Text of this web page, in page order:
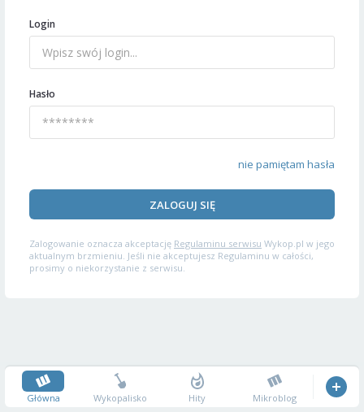
Login
Hasło
nie pamiętam hasła
ZALOGUJ SIĘ
Zalogowanie oznacza akceptację Regulaminu serwisu Wykop.pl w jego
aktualnym brzmieniu. Jeśli nie akceptujesz Regulaminu w całości,
prosimy o niekorzystanie z serwisu.
Główna Wykopalisko Hity Mikroblog